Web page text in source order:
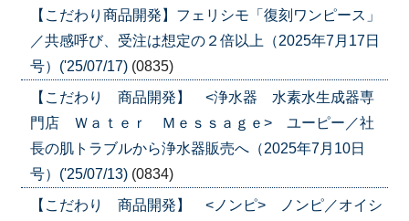
【こだわり商品開発】フェリシモ「復刻ワンピース」
／共感呼び、受注は想定の２倍以上（2025年7月17日
号）('25/07/17) (0835)
【こだわり 商品開発】 <浄水器 水素水生成器専
門店 Ｗａｔｅｒ Ｍｅｓｓａｇｅ> ユーピー／社
長の肌トラブルから浄水器販売へ（2025年7月10日
号）('25/07/13) (0834)
【こだわり 商品開発】 <ノンピ> ノンピ／オイシ